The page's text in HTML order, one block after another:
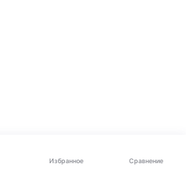
Избранное Сравнение